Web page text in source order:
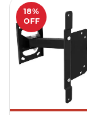
18%
OFF